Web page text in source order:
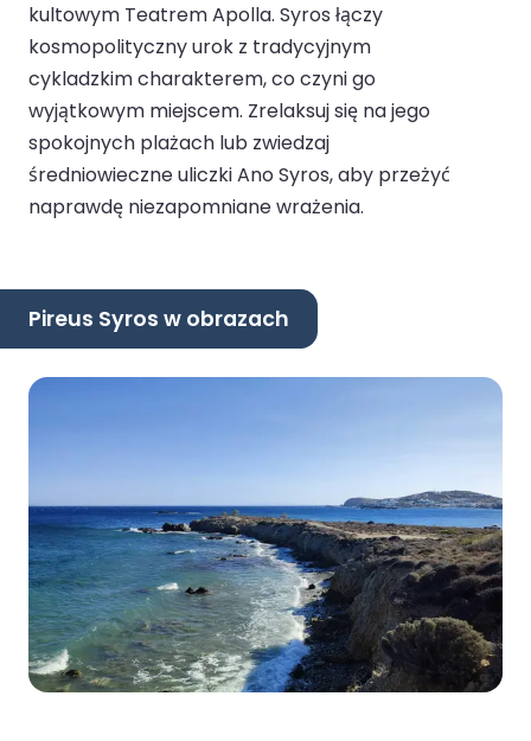
kultowym Teatrem Apolla. Syros łączy
kosmopolityczny urok z tradycyjnym
cykladzkim charakterem, co czyni go
wyjątkowym miejscem. Zrelaksuj się na jego
spokojnych plażach lub zwiedzaj
średniowieczne uliczki Ano Syros, aby przeżyć
naprawdę niezapomniane wrażenia.
Pireus Syros w obrazach